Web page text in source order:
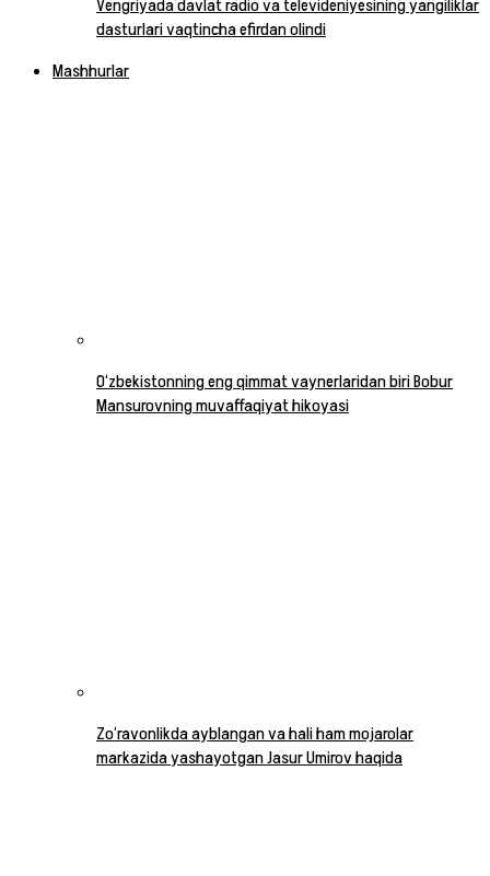
Vengriyada davlat radio va televideniyesining yangiliklar
dasturlari vaqtincha efirdan olindi
Mashhurlar
O‘zbekistonning eng qimmat vaynerlaridan biri Bobur
Mansurovning muvaffaqiyat hikoyasi
Zo‘ravonlikda ayblangan va hali ham mojarolar
markazida yashayotgan Jasur Umirov haqida